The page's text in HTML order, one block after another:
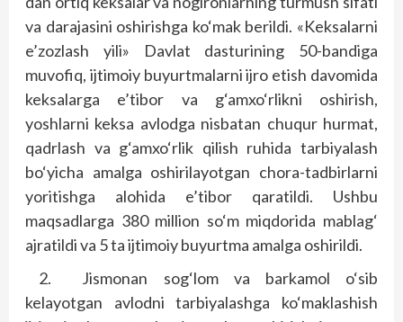
va darajasini oshirishga ko‘mak berildi. «Keksalarni
e’zozlash yili» Davlat dasturining 50-bandiga
muvofiq, ijtimoiy buyurtmalarni ijro etish davomida
keksalarga e’tibor va g‘amxo‘rlikni oshirish,
yoshlarni keksa avlodga nisbatan chuqur hurmat,
qadrlash va g‘amxo‘rlik qilish ruhida tarbiyalash
bo‘yicha amalga oshirilayotgan chora-tadbirlarni
yoritishga alohida e’tibor qaratildi. Ushbu
maqsadlarga 380 million so‘m miqdorida mablag‘
ajratildi va 5 ta ijtimoiy buyurtma amalga oshirildi.
2.
Jismonan sog‘lom va barkamol o‘sib
kelayotgan avlodni tarbiyalashga ko‘maklashish